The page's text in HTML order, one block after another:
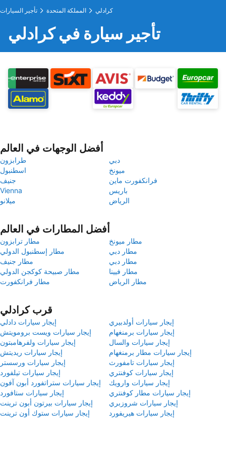
تأجير السيارات المملكة المتحدة كرادلي
تأجير سيارة في كرادلي
أفضل الوجهات في العالم
طرابزون
دبي
اسطنبول
ميونخ
جنيف
فرانكفورت ماين
Vienna
باريس
ميلانو
الرياض
أفضل المطارات في العالم
مطار ترابزون
مطار ميونخ
مطار إسطنبول الدولي
مطار دبي
مطار جنيف
مطار دبي
مطار صبيحة كوكجن الدولي
مطار فيينا
مطار فرانكفورت
مطار الرياض
قرب كرادلي
إيجار سيارات دادلي
إيجار سيارات أولدبيري
إيجار سيارات ويست برومويتش
إيجار سيارات برمنغهام
إيجار سيارات ولفرهامبتون
إيجار سيارات والسال
إيجار سيارات ريديتش
إيجار سيارات مطار برمنغهام
إيجار سيارات ورسستر
إيجار سيارات تامفورث
إيجار سيارات تيلفورد
إيجار سيارات كوفنتري
إيجار سيارات ستراتفورد أبون آفون
إيجار سيارات وارويك
إيجار سيارات ستافورد
إيجار سيارات مطار كوفنتري
إيجار سيارات بيرتون أبون ترينت
إيجار سيارات شروزبري
إيجار سيارات ستوك أون ترينت
إيجار سيارات هيريفورد